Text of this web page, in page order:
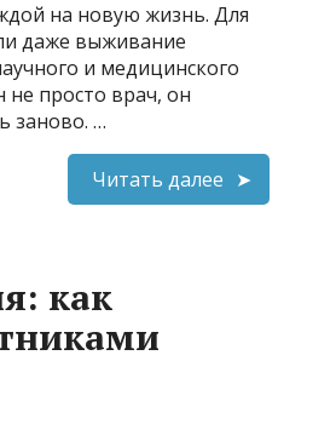
на новую жизнь. Для
даже выживание
и медицинского
не просто врач, он
заново. …
Читать далее
как